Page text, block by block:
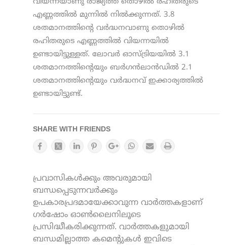
എണ്ണത്തിൽ മുന്നിൽ നിൽക്കുന്നത്. 3.8
ശതമാനത്തിന്റെ വർദ്ധനവാണു തൊഴിൽ
രഹിതരുടെ എണ്ണത്തിൽ വിയന്നയിൽ
ഉണ്ടായിട്ടുള്ളത്. ലോവർ ഓസ്ട്രിയയിൽ 3.1
ശതമാനത്തിന്റെയും ബർഗൻലാൻഡിൽ 2.1
ശതമാനത്തിന്റെയും വർദ്ധനവ് ഇക്കാര്യത്തിൽ
ഉണ്ടായിട്ടുണ്ട്.
SHARE WITH FRIENDS
പ്രവാസികൾക്കും അവരുമായി
ബന്ധപ്പെടുന്നവർക്കും
ഉപകാരപ്രദമായേക്കാവുന്ന വാർത്തകളാണ്
ഗർഷോം ഓൺലൈനിലൂടെ
പ്രസിദ്ധീകരിക്കുന്നത്. വാർത്തകളുമായി
ബന്ധമില്ലാത്ത കമെന്റുകൾ ഇവിടെ